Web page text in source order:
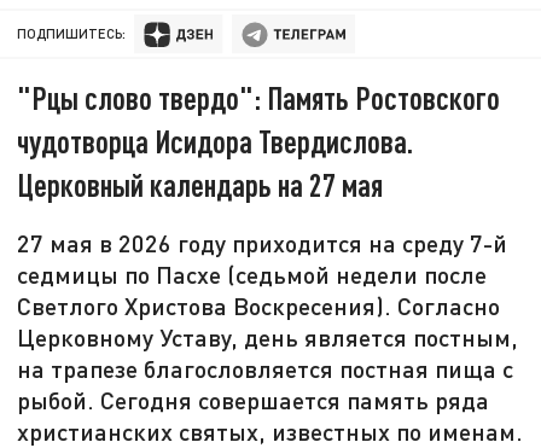
ПОДПИШИТЕСЬ:
"Рцы слово твердо": Память Ростовского
чудотворца Исидора Твердислова.
Церковный календарь на 27 мая
27 мая в 2026 году приходится на среду 7-й
седмицы по Пасхе (седьмой недели после
Светлого Христова Воскресения). Согласно
Церковному Уставу, день является постным,
на трапезе благословляется постная пища с
рыбой. Сегодня совершается память ряда
христианских святых, известных по именам.